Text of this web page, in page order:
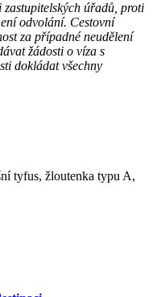
úřadů, proti
odvolání. Cestovní
za případné neudělení
žádosti o víza s
dokládat všechny
tyfus, žloutenka typu A,